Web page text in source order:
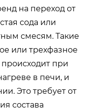
на переход от
сода или
смесям. Такие
или трехфазное
происходит при
в печи, и
Это требует от
состава